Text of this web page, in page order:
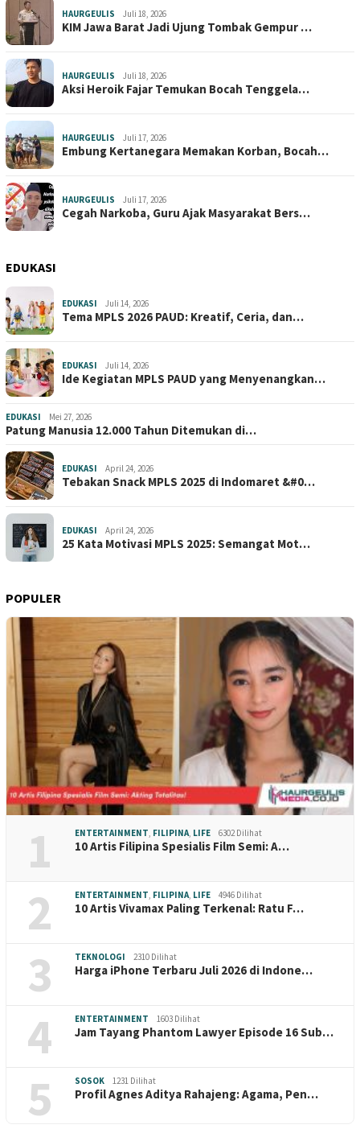
HAURGEULIS Juli 18, 2026
KIM Jawa Barat Jadi Ujung Tombak Gempur …
HAURGEULIS Juli 18, 2026
Aksi Heroik Fajar Temukan Bocah Tenggela…
HAURGEULIS Juli 17, 2026
Embung Kertanegara Memakan Korban, Bocah…
HAURGEULIS Juli 17, 2026
Cegah Narkoba, Guru Ajak Masyarakat Bers…
EDUKASI
EDUKASI Juli 14, 2026
Tema MPLS 2026 PAUD: Kreatif, Ceria, dan…
EDUKASI Juli 14, 2026
Ide Kegiatan MPLS PAUD yang Menyenangkan…
EDUKASI Mei 27, 2026
Patung Manusia 12.000 Tahun Ditemukan di…
EDUKASI April 24, 2026
Tebakan Snack MPLS 2025 di Indomaret &#0…
EDUKASI April 24, 2026
25 Kata Motivasi MPLS 2025: Semangat Mot…
POPULER
1 ENTERTAINMENT, FILIPINA, LIFE 6302 Dilihat
10 Artis Filipina Spesialis Film Semi: A…
2 ENTERTAINMENT, FILIPINA, LIFE 4946 Dilihat
10 Artis Vivamax Paling Terkenal: Ratu F…
3 TEKNOLOGI 2310 Dilihat
Harga iPhone Terbaru Juli 2026 di Indone…
4 ENTERTAINMENT 1603 Dilihat
Jam Tayang Phantom Lawyer Episode 16 Sub…
5 SOSOK 1231 Dilihat
Profil Agnes Aditya Rahajeng: Agama, Pen…